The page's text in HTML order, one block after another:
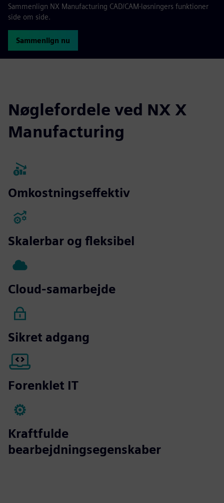
Sammenlign NX Manufacturing CAD/CAM-løsningers funktioner
side om side.
Sammenlign nu
Nøglefordele ved NX X
Manufacturing
Omkostningseffektiv
Skalerbar og fleksibel
Cloud-samarbejde
Sikret adgang
Forenklet IT
Kraftfulde
bearbejdningsegenskaber